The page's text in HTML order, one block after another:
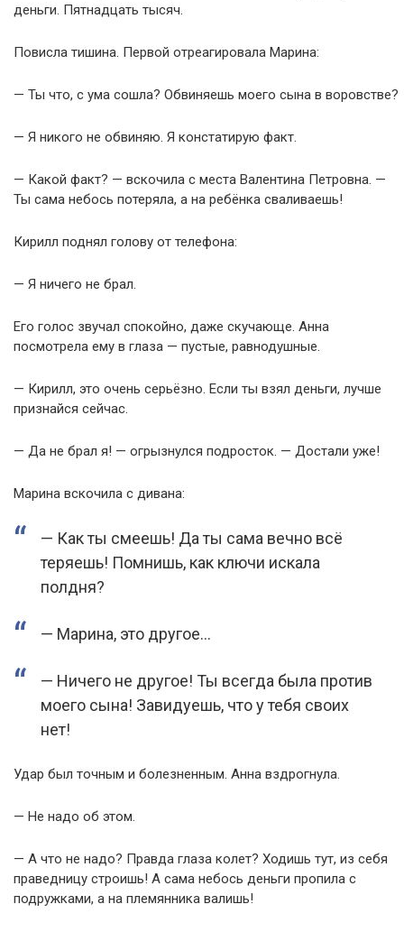
деньги. Пятнадцать тысяч.
Повисла тишина. Первой отреагировала Марина:
— Ты что, с ума сошла? Обвиняешь моего сына в воровстве?
— Я никого не обвиняю. Я констатирую факт.
— Какой факт? — вскочила с места Валентина Петровна. —
Ты сама небось потеряла, а на ребёнка сваливаешь!
Кирилл поднял голову от телефона:
— Я ничего не брал.
Его голос звучал спокойно, даже скучающе. Анна
посмотрела ему в глаза — пустые, равнодушные.
— Кирилл, это очень серьёзно. Если ты взял деньги, лучше
признайся сейчас.
— Да не брал я! — огрызнулся подросток. — Достали уже!
Марина вскочила с дивана:
— Как ты смеешь! Да ты сама вечно всё
теряешь! Помнишь, как ключи искала
полдня?
— Марина, это другое…
— Ничего не другое! Ты всегда была против
моего сына! Завидуешь, что у тебя своих
нет!
Удар был точным и болезненным. Анна вздрогнула.
— Не надо об этом.
— А что не надо? Правда глаза колет? Ходишь тут, из себя
праведницу строишь! А сама небось деньги пропила с
подружками, а на племянника валишь!